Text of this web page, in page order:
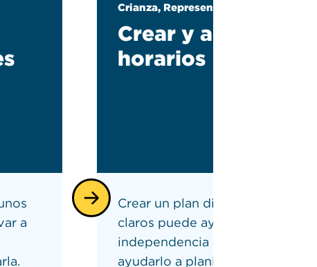
a
Crianza, Representación
Crear y aplicar
horarios
Crear un plan diario con plazos
claros puede ayudar a aumentar
independencia de su hijo y
ayudarlo a planificar y